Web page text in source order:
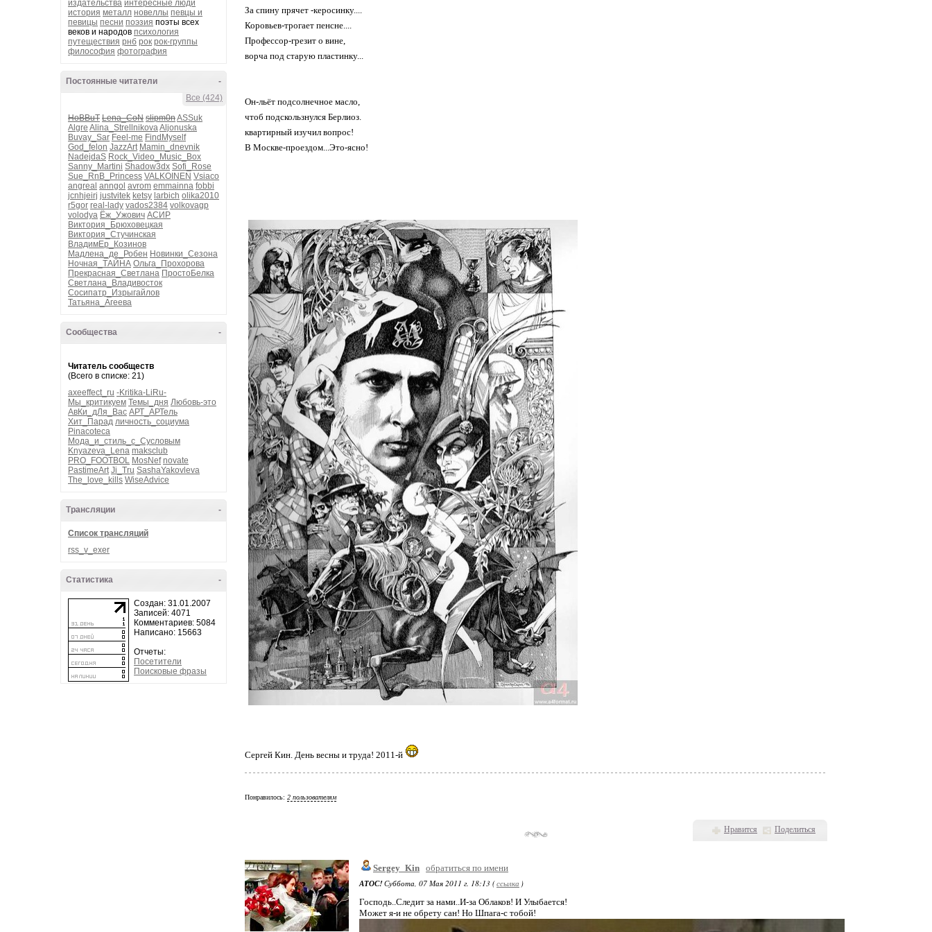
издательства интересные люди
история металл новеллы певцы и
певицы песни поэзия поэты всех
веков и народов психология
путеществия рнб рок рок-группы
философия фотография
-
Постоянные читатели
Все (424)
HoBBuT Lena_CoN slipm0nASSuk
Algre Alina_StrellnikovaAljonuska
Buvay_Sar Feel-me FindMyself
God_felon JazzArt Mamin_dnevnik
NadejdaS Rock_Video_Music_Box
Sanny_Martini Shadow3dx Sofi_Rose
Sue_RnB_Princess VALKOINEN Vsiaco
angreal anngol avrom emmainna fobbi
jcnhjeirj justvitek ketsy larbich olika2010
r5gor real-lady vados2384 volkovagp
volodya Ёж_Ужович АСИР
Виктория_Брюховецкая
Виктория_Стучинская
ВладимЕр_Козинов
Мадлена_де_Робен Новинки_Сезона
Ночная_ТАЙНА Ольга_Прохорова
Прекрасная_Светлана ПростоБелка
Светлана_Владивосток
Сосипатр_Изрыгайлов
Татьяна_Агеева
-
Сообщества
Читатель сообществ
(Всего в списке: 21)
axeeffect_ru -Kritika-LiRu-
Мы_критикуем Темы_дня Любовь-это
АвКи_дЛя_Вас АРТ_АРТель
Хит_Парад личность_социума
Pinacoteca
Мода_и_стиль_с_Сусловым
Knyazeva_Lena maksclub
PRO_FOOTBOL MosNef novate
PastimeArt Ji_Tru SashaYakovleva
The_love_kills WiseAdvice
-
Трансляции
Список трансляций
rss_v_exer
-
Статистика
Создан: 31.01.2007
Записей: 4071
Комментариев: 5084
Написано: 15663
Отчеты:
Посетители
Поисковые фразы
За спину прячет -керосинку....
Коровьев-трогает пенсне....
Профессор-грезит о вине,
ворча под старую пластинку...
Он-льёт подсолнечное масло,
чтоб подскользнулся Берлиоз.
квартирный изучил вопрос!
В Москве-проездом...Это-ясно!
Сергей Кин. День весны и труда! 2011-й
Понравилось: 2 пользователям
Нравится Поделиться
Sergey_Kin обратиться по имени
АТОС! Суббота, 07 Мая 2011 г. 18:13 (ссылка )
Господь..Следит за нами..И-за Облаков! И Улыбается!
Может я-и не обрету сан! Но Шпага-с тобой!